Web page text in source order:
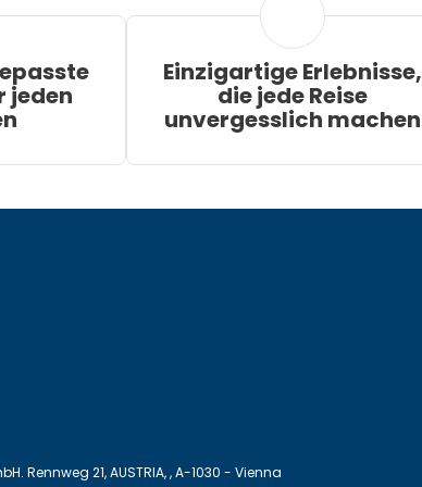
jeden
Einzigartige Erlebnisse,
die jede Reise
unvergesslich machen
Rennweg 21, AUSTRIA,, A-1030 - Vienna